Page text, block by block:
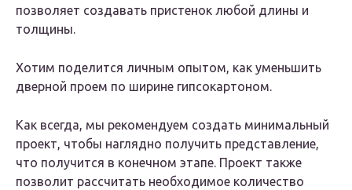
позволяет создавать пристенок любой длины и
толщины.
Хотим поделится личным опытом, как уменьшить
дверной проем по ширине гипсокартоном.
Как всегда, мы рекомендуем создать минимальный
проект, чтобы наглядно получить представление,
что получится в конечном этапе. Проект также
позволит рассчитать необходимое количество